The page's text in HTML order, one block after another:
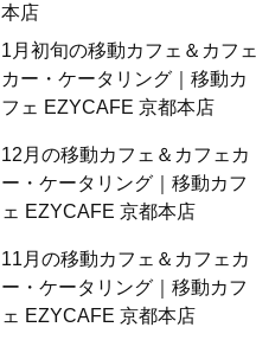
本店
1月初旬の移動カフェ＆カフェ
カー・ケータリング｜移動カ
フェ EZYCAFE 京都本店
12月の移動カフェ＆カフェカ
ー・ケータリング｜移動カフ
ェ EZYCAFE 京都本店
11月の移動カフェ＆カフェカ
ー・ケータリング｜移動カフ
ェ EZYCAFE 京都本店